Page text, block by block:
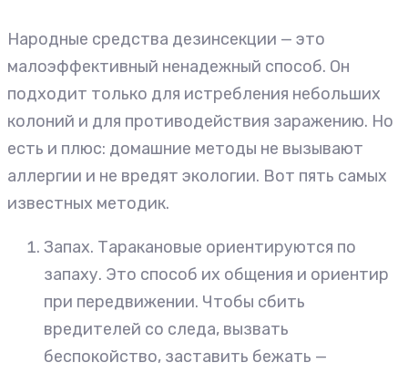
Народные средства дезинсекции — это
малоэффективный ненадежный способ. Он
подходит только для истребления небольших
колоний и для противодействия заражению. Но
есть и плюс: домашние методы не вызывают
аллергии и не вредят экологии. Вот пять самых
известных методик.
Запах. Таракановые ориентируются по
запаху. Это способ их общения и ориентир
при передвижении. Чтобы сбить
вредителей со следа, вызвать
беспокойство, заставить бежать —